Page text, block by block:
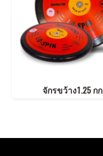
จักรขว้าง1.25 กก